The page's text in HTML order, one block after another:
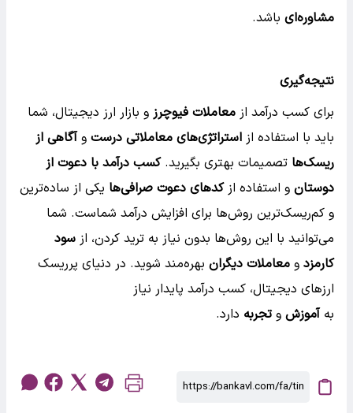
مشاوره‌ای باشد.
نتیجه‌گیری
برای کسب درآمد از معاملات فیوچرز و بازار ارز دیجیتال، شما
باید با استفاده از استراتژی‌های معاملاتی درست وآگاهی از
ریسک‌ها تصمیمات بهتری بگیرید.کسب درآمد با دعوت از
دوستان و استفاده ازکدهای دعوت صرافی‌ها یکی از ساده‌ترین
و کم‌ریسک‌ترین روش‌ها برای افزایش درآمد شماست. شما
می‌توانید با این روش‌ها بدون نیاز به ترید کردن، از سود
کارمزد و معاملات دیگران بهره‌مند شوید. در دنیای پرریسک
ارزهای دیجیتال، کسب درآمد پایدار نیاز
بهآموزش وتجربه دارد.